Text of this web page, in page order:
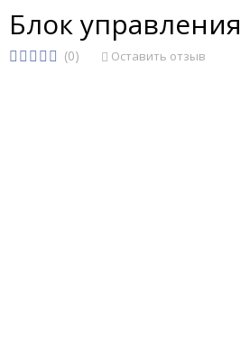
Блок управления
(0) Оставить отзыв